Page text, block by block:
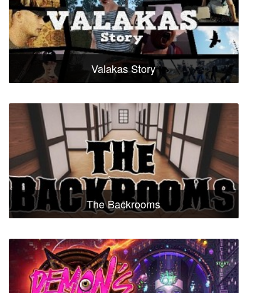
Valakas Story
The Backrooms